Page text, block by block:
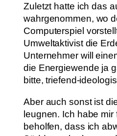
Zuletzt hatte ich das
wahrgenommen, wo
Computerspiel
Umweltaktivist die
Unternehmer will
die Energiewende ja
bitte, triefend-
Aber auch sonst ist
leugnen. Ich habe mir
beholfen, dass ich